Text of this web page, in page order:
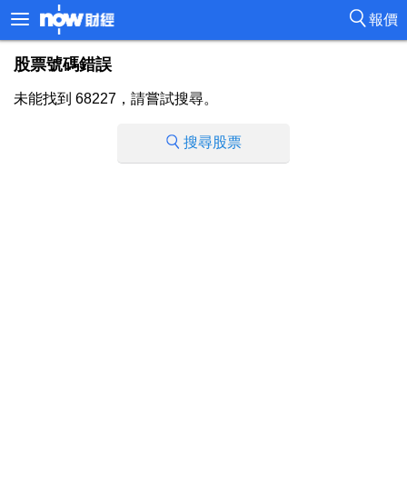
報價
股票號碼錯誤
未能找到 68227，請嘗試搜尋。
搜尋股票